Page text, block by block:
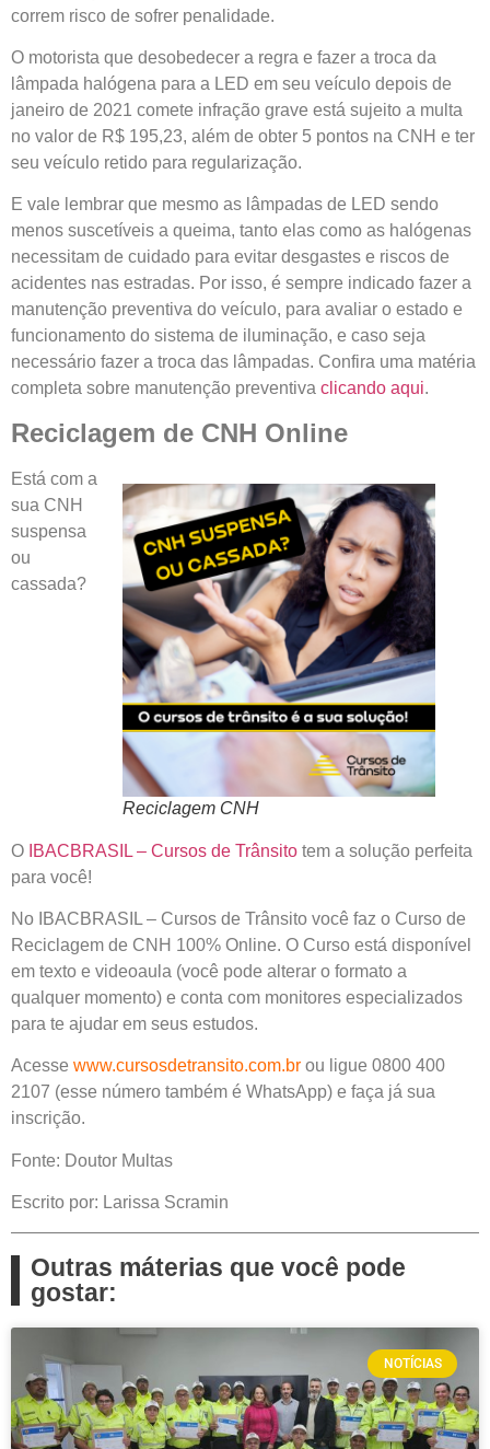
correm risco de sofrer penalidade.
O motorista que desobedecer a regra e fazer a troca da
lâmpada halógena para a LED em seu veículo depois de
janeiro de 2021 comete infração grave está sujeito a multa
no valor de R$ 195,23, além de obter 5 pontos na CNH e ter
seu veículo retido para regularização.
E vale lembrar que mesmo as lâmpadas de LED sendo
menos suscetíveis a queima, tanto elas como as halógenas
necessitam de cuidado para evitar desgastes e riscos de
acidentes nas estradas. Por isso, é sempre indicado fazer a
manutenção preventiva do veículo, para avaliar o estado e
funcionamento do sistema de iluminação, e caso seja
necessário fazer a troca das lâmpadas. Confira uma matéria
completa sobre manutenção preventiva clicando aqui.
Reciclagem de CNH Online
Reciclagem CNH
Está com a
sua CNH
suspensa
ou
cassada?
O IBACBRASIL – Cursos de Trânsito tem a solução perfeita
para você!
No IBACBRASIL – Cursos de Trânsito você faz o Curso de
Reciclagem de CNH 100% Online. O Curso está disponível
em texto e videoaula (você pode alterar o formato a
qualquer momento) e conta com monitores especializados
para te ajudar em seus estudos.
Acesse www.cursosdetransito.com.br ou ligue 0800 400
2107 (esse número também é WhatsApp) e faça já sua
inscrição.
Fonte: Doutor Multas
Escrito por: Larissa Scramin
Outras máterias que você pode
gostar:
NOTÍCIAS